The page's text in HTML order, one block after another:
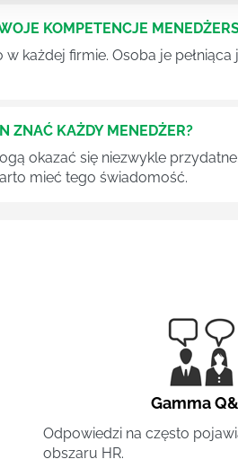
KOMPETENCJE
każdej firmie. Osoba je
ZNAĆ KAŻDY MENEDŻER?
okazać się niezwykle
mieć tego świadomość.
Gamma
Odpowiedzi na często
obszaru HR.